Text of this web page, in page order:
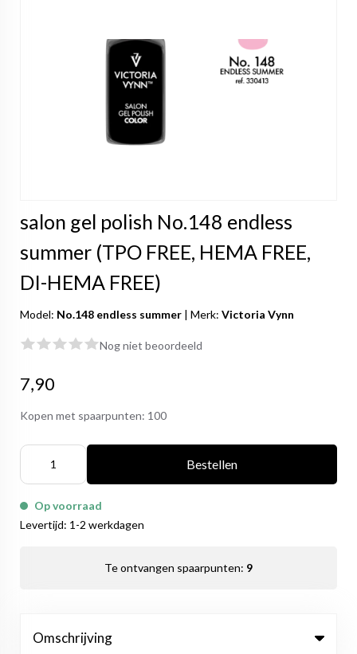
salon gel polish No.148 endless
summer (TPO FREE, HEMA FREE,
DI-HEMA FREE)
Model: No.148 endless summer | Merk: Victoria Vynn
Nog niet beoordeeld
7,90
Kopen met spaarpunten: 100
Bestellen
Op voorraad
Levertijd: 1-2 werkdagen
Te ontvangen spaarpunten: 9
Omschrijving